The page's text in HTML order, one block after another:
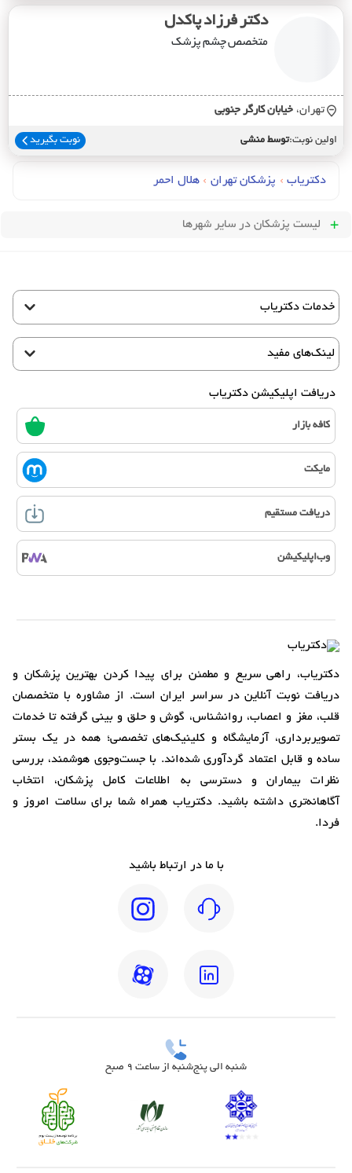
دکتر فرزاد پاکدل
متخصص چشم پزشک
تهران، خيابان کارگر جنوبي
اولین نوبت:توسط منشی نوبت بگیرید
دکتریاب › پزشکان تهران › هلال احمر
لیست پزشکان در سایر شهرها
خدمات دکتریاب
لینک‌های مفید
دریافت اپلیکیشن دکتریاب
کافه بازار
مایکت
دریافت مستقیم
وب‌اپلیکیشن
دکتریاب، راهی سریع و مطمئن برای پیدا کردن بهترین پزشکان و
دریافت نوبت آنلاین در سراسر ایران است. از مشاوره با متخصصان
قلب، مغز و اعصاب، روانشناس، گوش و حلق و بینی گرفته تا خدمات
تصویربرداری، آزمایشگاه و کلینیک‌های تخصصی؛ همه در یک بستر
ساده و قابل اعتماد گردآوری شده‌اند. با جست‌وجوی هوشمند، بررسی
نظرات بیماران و دسترسی به اطلاعات کامل پزشکان، انتخاب
آگاهانه‌تری داشته باشید. دکتریاب همراه شما برای سلامت امروز و
فردا.
با ما در ارتباط باشید
شنبه الی پنج‌شنبه از ساعت 9 صبح